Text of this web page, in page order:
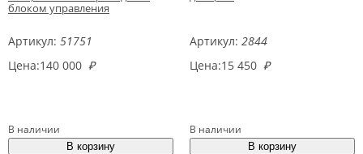
блоком управления
Артикул: 51751
Цена:140 000 ₽
В наличии
Артикул: 2844
Цена:15 450 ₽
В наличии